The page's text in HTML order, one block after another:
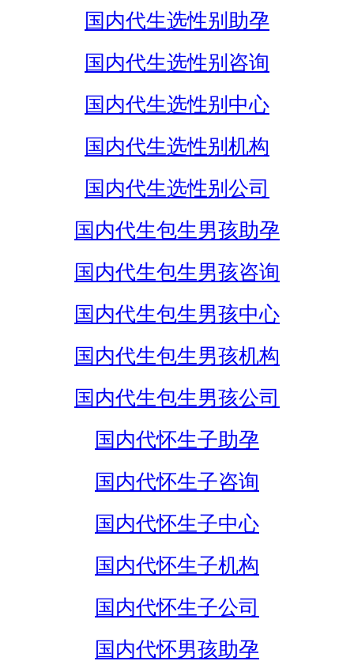
国内代生选性别助孕
国内代生选性别咨询
国内代生选性别中心
国内代生选性别机构
国内代生选性别公司
国内代生包生男孩助孕
国内代生包生男孩咨询
国内代生包生男孩中心
国内代生包生男孩机构
国内代生包生男孩公司
国内代怀生子助孕
国内代怀生子咨询
国内代怀生子中心
国内代怀生子机构
国内代怀生子公司
国内代怀男孩助孕